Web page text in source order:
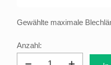
Dachprofil
Gewählte maximale